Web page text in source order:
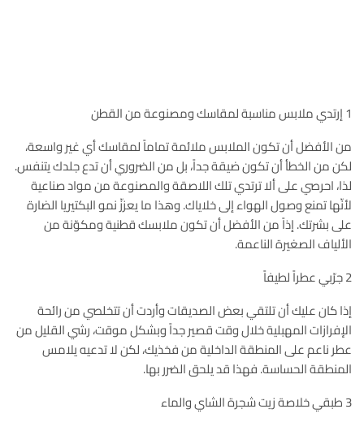
1 إرتدي ملابس مناسبة لمقاسك ومصنوعة من القطن
من الأفضل أن تكون الملابس ملائمة تماماً لمقاسك أي غير واسعة،
لكن من الخطأ أن تكون ضيقة جداً، بل من الضروري أن تدع جلدك يتنفس.
لذا، احرصي على ألا ترتدي تلك اللاصقة والمصنوعة من مواد صناعية
لأنّها تمنع وصول الهواء إلى خلاياك. وهذا ما يعززّ نمو البكتيريا الضارة
على بشرتك. إذاً من الأفضل أن تكون ملابسك قطنية ومكوّنة من
الألياف الصغيرة الناعمة.
2 جرّبي عطراً لطيفاً
إذا كان عليك أن تلتقي بعض الصديقات وأردت أن تتخلصي من رائحة
الإفرازات المهبلية خلال وقت قصير جداً وبشكل موقت، رشي القليل من
عطر ناعم على المنطقة الداخلية من فخذيك، لكن لا تدعيه يلامس
المنطقة الحساسة. فهذا قد يلحق الضرر بها.
3 طبقي خلاصة زيت شجرة الشاي والماء